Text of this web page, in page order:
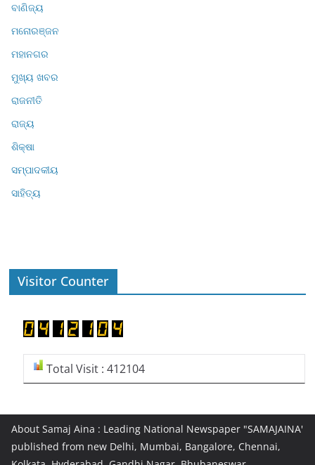
ବାଣିଜ୍ୟ
ମନୋରଞ୍ଜନ
ମହାନଗର
ମୁଖ୍ୟ ଖବର
ରାଜନୀତି
ରାଜ୍ୟ
ଶିକ୍ଷା
ସମ୍ପାଦକୀୟ
ସାହିତ୍ୟ
Visitor Counter
Total Visit : 412104
About Samaj Aina : Leading National Newspaper "SAMAJAINA'
published from new Delhi, Mumbai, Bangalore, Chennai,